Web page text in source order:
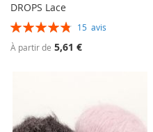
DROPS Lace
Évaluation:
15 avis
À partir de 5,61 €